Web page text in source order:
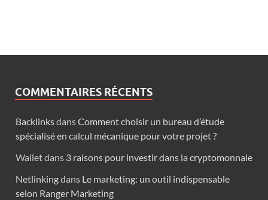
COMMENTAIRES RÉCENTS
BacklinksdansComment choisir un bureau d’étude
spécialisé en calcul mécanique pour votre projet ?
Walletdans 3 raisons pour investir dans la cryptomonnaie
Netlinkingdans Le marketing: un outil indispensable
selon Ranger Marketing